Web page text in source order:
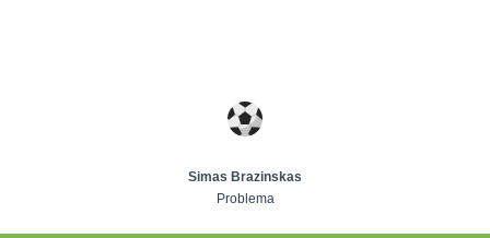
Simas Brazinskas
Problema